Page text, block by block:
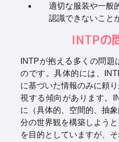
適切な服装や一般
認識できないこと
INTPの
INTPが抱える多くの問
のです。具体的には、
に基づいた情報のみに頼
視する傾向があります。
に（具体的、空間的、抽
分の世界観を構築しよう
を目的としていますが、